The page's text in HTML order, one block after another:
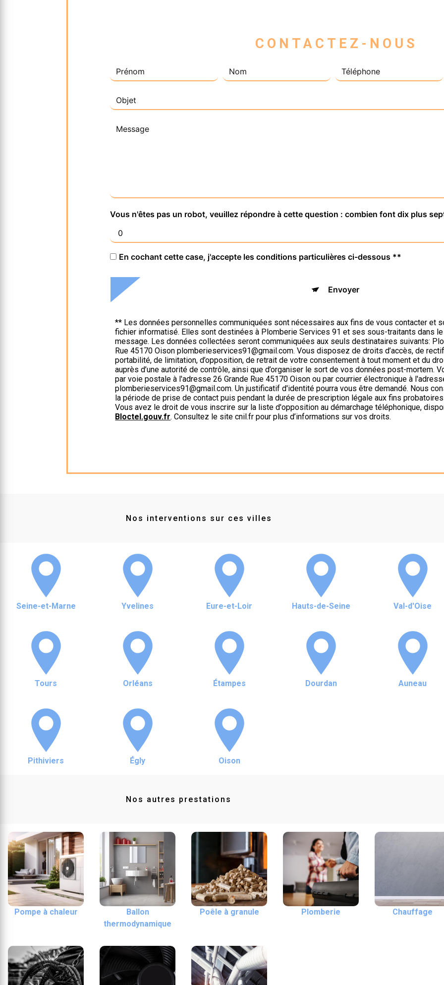
CONTACTEZ-NOUS
Vous n'êtes pas un robot, veuillez répondre à cette question : combien font dix plus
En cochant cette case, j'accepte les conditions particulières ci-dessous **
Envoyer
** Les données personnelles communiquées sont nécessaires aux fins de vous contacter et
fichier informatisé. Elles sont destinées à Plomberie Services 91 et ses sous-traitants dans
message. Les données collectées seront communiquées aux seuls destinataires suivants:
Rue 45170 Oison plomberieservices91@gmail.com. Vous disposez de droits d’accès, de
portabilité, de limitation, d’opposition, de retrait de votre consentement à tout moment et du
auprès d’une autorité de contrôle, ainsi que d’organiser le sort de vos données post-mortem.
par voie postale à l'adresse 26 Grande Rue 45170 Oison ou par courrier électronique à
plomberieservices91@gmail.com. Un justificatif d'identité pourra vous être demandé. Nous
la période de prise de contact puis pendant la durée de prescription légale aux fins
Vous avez le droit de vous inscrire sur la liste d'opposition au démarchage téléphonique,
Bloctel.gouv.fr. Consultez le site cnil.fr pour plus d’informations sur vos droits.
Nos interventions sur ces villes
Seine-et-Marne Yvelines Eure-et-Loir Hauts-de-Seine Val-d'Oise
Tours Orléans Étampes Dourdan Auneau
Pithiviers Égly Oison
Nos autres prestations
Pompe à chaleur
Ballon
thermodynamique
Poêle à granule Plomberie Chauffage